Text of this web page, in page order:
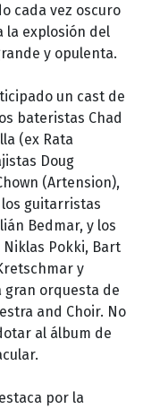
cada vez oscuro
la explosión del
y opulenta.
un cast de
bateristas Chad
(ex Rata
Doug
(Artension),
guitarristas
Bedmar, y los
Pokki, Bart
y
gran orquesta de
and Choir. No
al álbum de
por la